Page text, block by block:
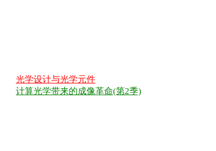
光学设计与光学元件
计算光学带来的成像革命(第2季)